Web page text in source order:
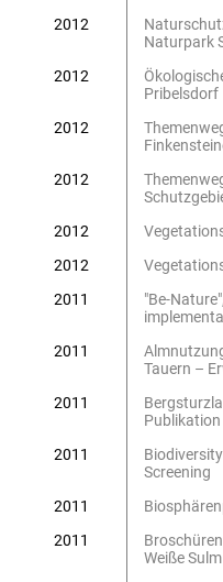
2012
Naturpark
2012
Pribelsdorf
2012
2012
2012
2012
2011
"Be-
2011
Tauern –
2011
Publikation
2011
Screening
2011
2011
Weiße